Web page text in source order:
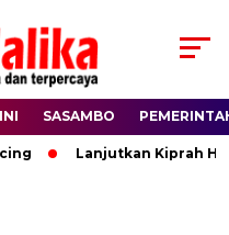
SASAMBO
Lanjutkan Kiprah HBK,